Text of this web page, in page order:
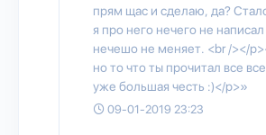
прям щас и сделаю, да?
я про него нечего не
нечешо не меняет. <br /></
но то что ты прочитал все
уже большая честь :)</p>»
09-01-2019 23:23